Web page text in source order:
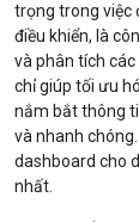
trọng trong việc
điều khiển, là
và phân tích
chỉ giúp tối ưu
nắm bắt thông
và nhanh
dashboard cho
nhất.